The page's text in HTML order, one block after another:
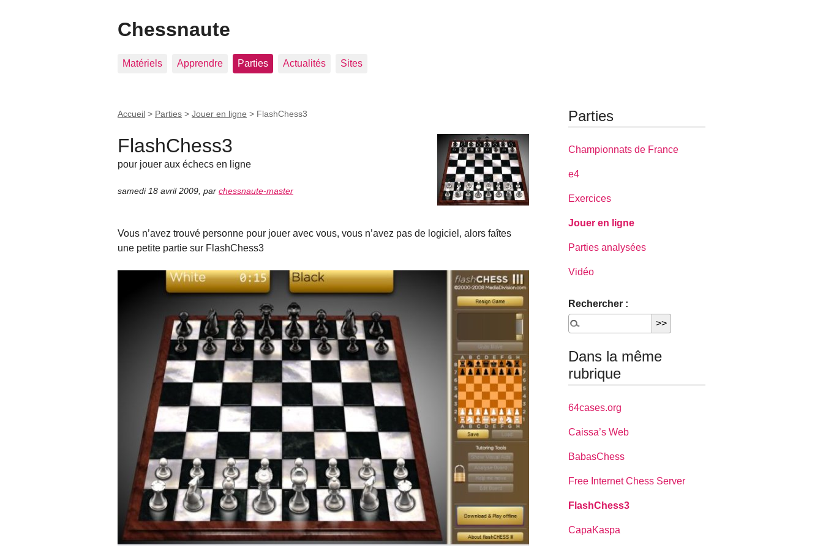
Chessnaute
Matériels Apprendre Parties Actualités Sites
Accueil > Parties > Jouer en ligne > FlashChess3
FlashChess3
pour jouer aux échecs en ligne
samedi 18 avril 2009 par chessnaute-master
Vous n’avez trouvé personne pour jouer avec vous, vous n’avez pas de logiciel, alors faîtes
une petite partie sur FlashChess3
Parties
Championnats de France
e4
Exercices
Jouer en ligne
Parties analysées
Vidéo
Rechercher :
Dans la même
rubrique
64cases.org
Caissa’s Web
BabasChess
Free Internet Chess Server
FlashChess3
CapaKaspa